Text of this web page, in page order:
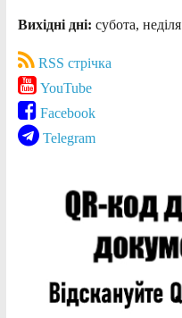
Вихідні дні: субота, неділя
RSS стрічка
YouTube
Facebook
Telegram